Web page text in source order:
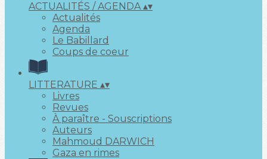
ACTUALITÉS / AGENDA▴▾
Actualités
Agenda
Le Babillard
Coups de coeur
LITTERATURE ▴▾
Livres
Revues
À paraître - Souscriptions
Auteurs
Mahmoud DARWICH
Gaza en rimes